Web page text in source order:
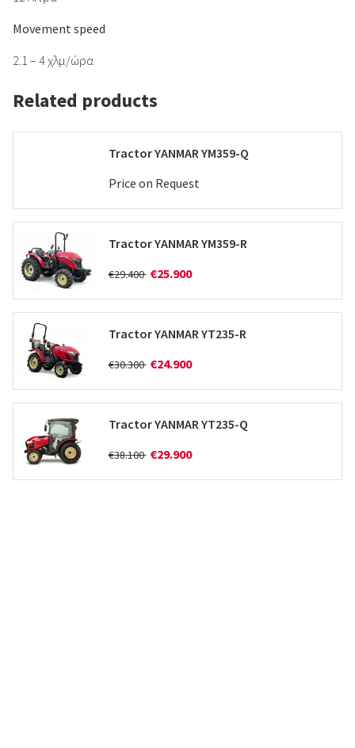
Movement speed
2.1 – 4 χλμ/ώρα
Related products
Tractor YANMAR YM359-Q
Price on Request
Tractor YANMAR YM359-R
€29.400 €25.900
Tractor YANMAR YT235-R
€30.300 €24.900
Tractor YANMAR YT235-Q
€38.100 €29.900